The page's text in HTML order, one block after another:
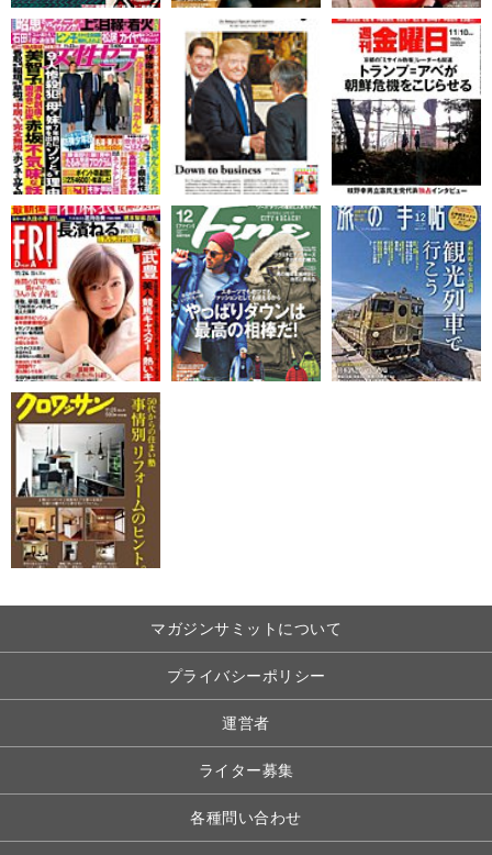
マガジンサミットについて
プライバシーポリシー
運営者
ライター募集
各種問い合わせ